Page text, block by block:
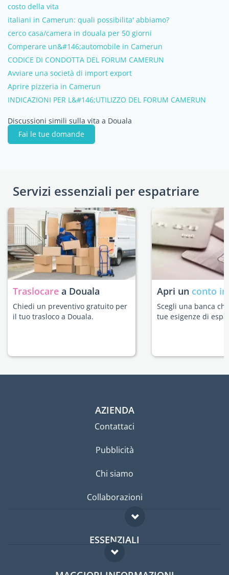
costo della vita
italiani in Camerun: quali possibilita' abbiamo?
cerco casa/camera in douala per 50 giorni
Comperare un&#146;automobile in Camerun
CODICE DI CONDOTTA DEL FORUM CAMERUN
Avviare una società di import export
Aprire pizzeria in Camerun
INDICAZIONI PER L&#146;UTILIZZO DEL FORUM CAMERUN
Discussioni simili sulla vita a Douala
Fai le tue domande
Servizi essenziali per espatriare
Traslocare a Douala
Chiedi un preventivo gratuito per
il tuo trasloco a Douala.
Apri un conto
Scegli una banca
tue esigenze di
AZIENDA
Contattaci
Pubblicità
Chi siamo
Collaborazioni
ESSENZIALI
Forum per expat